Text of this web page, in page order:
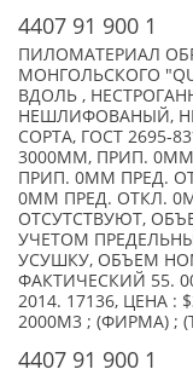
4407 91 900 1
ПИЛОМАТЕРИАЛ
МОНГОЛЬСКОГО
ВДОЛЬ ,
НЕШЛИФОВАНЫЙ,
СОРТА, ГОСТ 2695-
3000ММ, ПРИП.
ПРИП. 0ММ ПРЕД.
0ММ ПРЕД. ОТКЛ.
ОТСУТСТВУЮТ,
УЧЕТОМ
УСУШКУ, ОБЪЕМ
ФАКТИЧЕСКИЙ 55.
2014. 17136, ЦЕНА
2000М3 ; (ФИРМА) ;
4407 91 900 1